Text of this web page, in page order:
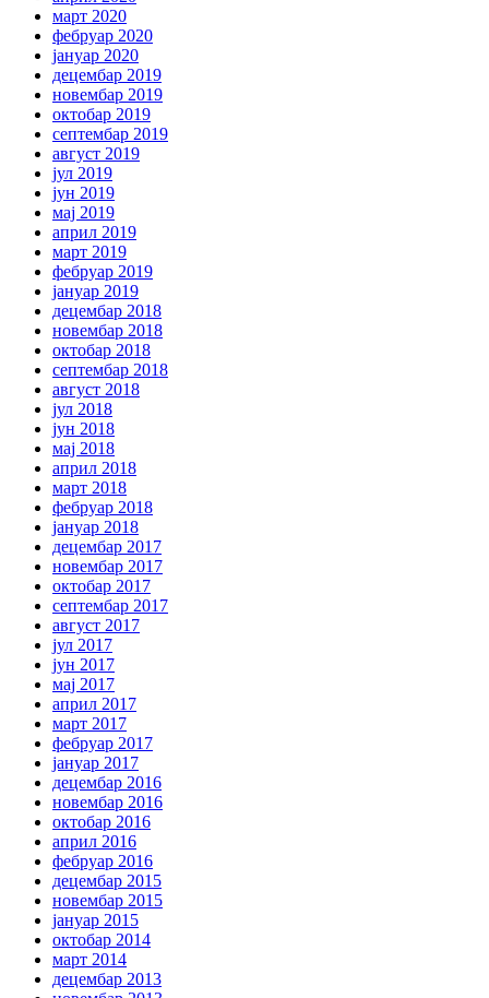
март 2020
фебруар 2020
јануар 2020
децембар 2019
новембар 2019
октобар 2019
септембар 2019
август 2019
јул 2019
јун 2019
мај 2019
април 2019
март 2019
фебруар 2019
јануар 2019
децембар 2018
новембар 2018
октобар 2018
септембар 2018
август 2018
јул 2018
јун 2018
мај 2018
април 2018
март 2018
фебруар 2018
јануар 2018
децембар 2017
новембар 2017
октобар 2017
септембар 2017
август 2017
јул 2017
јун 2017
мај 2017
април 2017
март 2017
фебруар 2017
јануар 2017
децембар 2016
новембар 2016
октобар 2016
април 2016
фебруар 2016
децембар 2015
новембар 2015
јануар 2015
октобар 2014
март 2014
децембар 2013